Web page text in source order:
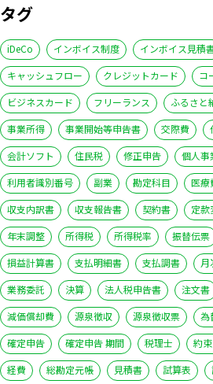
タグ
iDeCo インボイス制度 インボイス見積
キャッシュフロー
クレジットカード
コ
ビジネスカード
フリーランス ふるさと
事業所得
事業開始等申告書 交際費
会計ソフト
住民税 修正申告 個人事
利用者識別番号
副業 勘定科目 医療
収支内訳書
収支報告書 契約書 定款
年末調整
所得税 所得税率 振替伝票
損益計算書
支払明細書 支払調書 月
業務委託
決算 法人税申告書 注文書
減価償却費
源泉徴収 源泉徴収票 為
確定申告
確定申告 期間 税理士 約
経費
総勘定元帳 見積書 試算表